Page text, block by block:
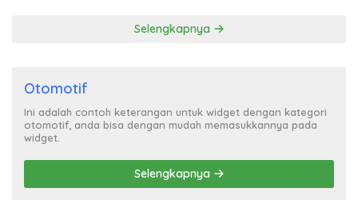
Selengkapnya
Otomotif
Ini adalah contoh keterangan untuk widget dengan kategori
otomotif, anda bisa dengan mudah memasukkannya pada
widget.
Selengkapnya